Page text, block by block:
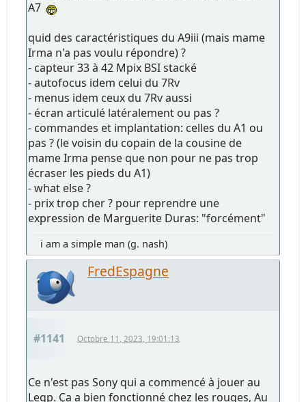
A7
quid des caractéristiques du A9iii (mais mame
Irma n'a pas voulu répondre) ?
- capteur 33 à 42 Mpix BSI stacké
- autofocus idem celui du 7Rv
- menus idem ceux du 7Rv aussi
- écran articulé latéralement ou pas ?
- commandes et implantation: celles du A1 ou
pas ? (le voisin du copain de la cousine de
mame Irma pense que non pour ne pas trop
écraser les pieds du A1)
- what else ?
- prix trop cher ? pour reprendre une
expression de Marguerite Duras: "forcément"
i am a simple man (g. nash)
FredEspagne
#1141 Octobre 11, 2023, 19:01:13
Ce n'est pas Sony qui a commencé à jouer au
Legp. Ça a bien fonctionné chez les rouges, Au